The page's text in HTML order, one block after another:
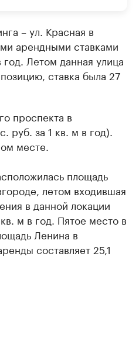
– ул. Красная в
арендными ставками
Летом данная улица
ставка была 27
проспекта в
руб. за 1 кв. м в год).
месте.
площадь
летом входившая
в данной локации
м в год. Пятое место в
Ленина в
составляет 25,1